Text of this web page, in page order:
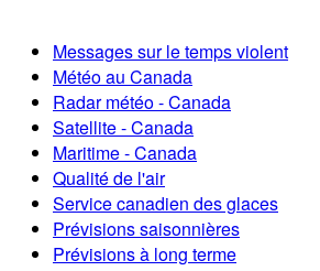
Messages sur le temps violent
Météo au Canada
Radar météo - Canada
Satellite - Canada
Maritime - Canada
Qualité de l'air
Service canadien des glaces
Prévisions saisonnières
Prévisions à long terme